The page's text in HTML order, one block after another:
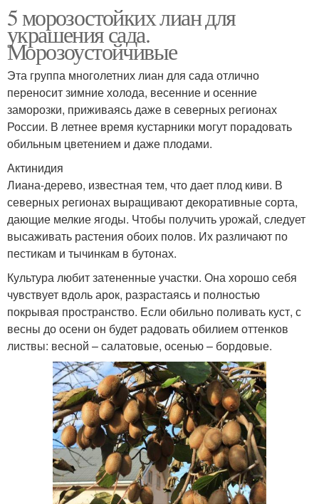
5 морозостойких лиан для
украшения сада.
Морозоустойчивые
Эта группа многолетних лиан для сада отлично
переносит зимние холода, весенние и осенние
заморозки, приживаясь даже в северных регионах
России. В летнее время кустарники могут порадовать
обильным цветением и даже плодами.
Актинидия
Лиана-дерево, известная тем, что дает плод киви. В
северных регионах выращивают декоративные сорта,
дающие мелкие ягоды. Чтобы получить урожай, следует
высаживать растения обоих полов. Их различают по
пестикам и тычинкам в бутонах.
Культура любит затененные участки. Она хорошо себя
чувствует вдоль арок, разрастаясь и полностью
покрывая пространство. Если обильно поливать куст, с
весны до осени он будет радовать обилием оттенков
листвы: весной – салатовые, осенью – бордовые.